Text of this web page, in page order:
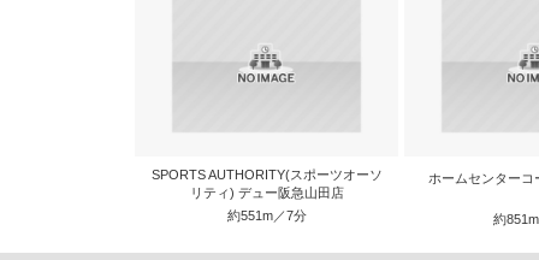
SPORTS AUTHORITY(スポーツオーソ
リティ) デュー阪急山田店
約551m／7分
ホームセンター
約